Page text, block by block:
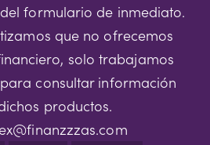
formulario de inmediato.
que no ofrecemos
solo trabajamos
consultar información
productos.